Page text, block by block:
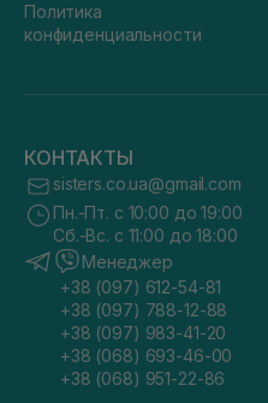
Политика
конфиденциальности
КОНТАКТЫ
sisters.co.ua@gmail.com
Пн.-Пт. с 10:00 до 19:00
Сб.-Вс. с 11:00 до 18:00
Менеджер
+38 (097) 612-54-81
+38 (097) 788-12-88
+38 (097) 983-41-20
+38 (068) 693-46-00
+38 (068) 951-22-86